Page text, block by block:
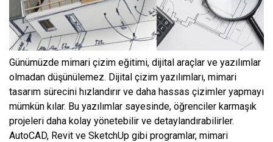
Günümüzde mimari çizim eğitimi, dijital araçlar ve yazılımlar
olmadan düşünülemez. Dijital çizim yazılımları, mimari
tasarım sürecini hızlandırır ve daha hassas çizimler yapmayı
mümkün kılar. Bu yazılımlar sayesinde, öğrenciler karmaşık
projeleri daha kolay yönetebilir ve detaylandırabilirler.
AutoCAD, Revit ve SketchUp gibi programlar, mimari